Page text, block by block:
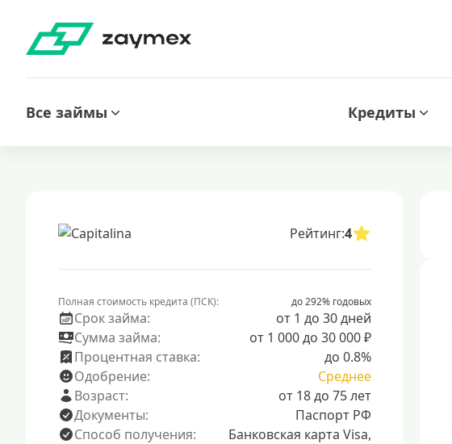
Все займы Кредиты
Рейтинг:4
Полная стоимость кредита (ПСК): до 292% годовых
Срок займа:
от 1 до 30 дней
Сумма займа:
от 1 000 до 30 000 ₽
Процентная ставка:
до 0.8%
Одобрение:
Среднее
Возраст:
от 18 до 75 лет
Документы:
Паспорт РФ
Способ получения:
Банковская карта Visa,